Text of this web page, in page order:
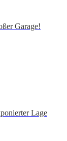
Garage!
Lage